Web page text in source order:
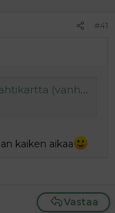
#41
(vanha)
kaiken aikaa
Vastaa